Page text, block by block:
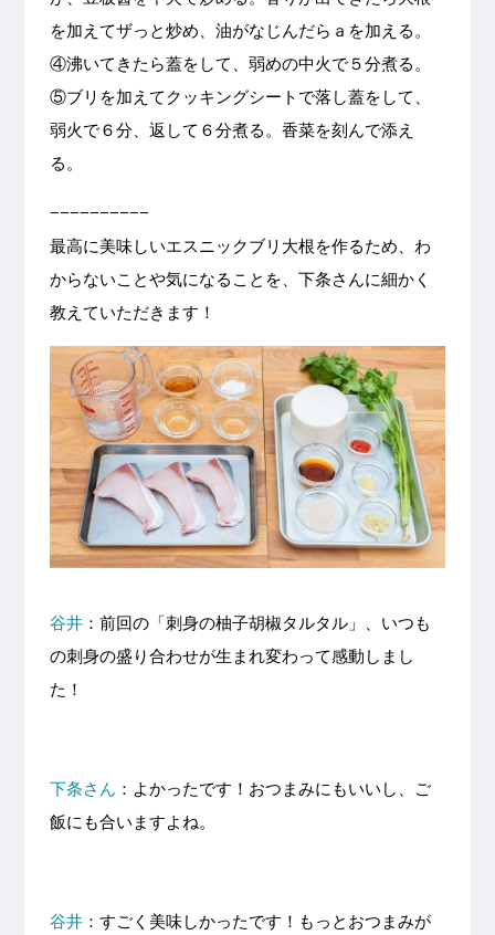
を加えてザっと炒め、油がなじんだらａを加える。
④沸いてきたら蓋をして、弱めの中火で５分煮る。
⑤ブリを加えてクッキングシートで落し蓋をして、
弱火で６分、返して６分煮る。香菜を刻んで添え
る。
−−−−−−−−−−
最高に美味しいエスニックブリ大根を作るため、わ
からないことや気になることを、下条さんに細かく
教えていただきます！
谷井：前回の「刺身の柚子胡椒タルタル」、いつも
の刺身の盛り合わせが生まれ変わって感動しまし
た！
下条さん ：よかったです！おつまみにもいいし、ご
飯にも合いますよね。
谷井：すごく美味しかったです！もっとおつまみが